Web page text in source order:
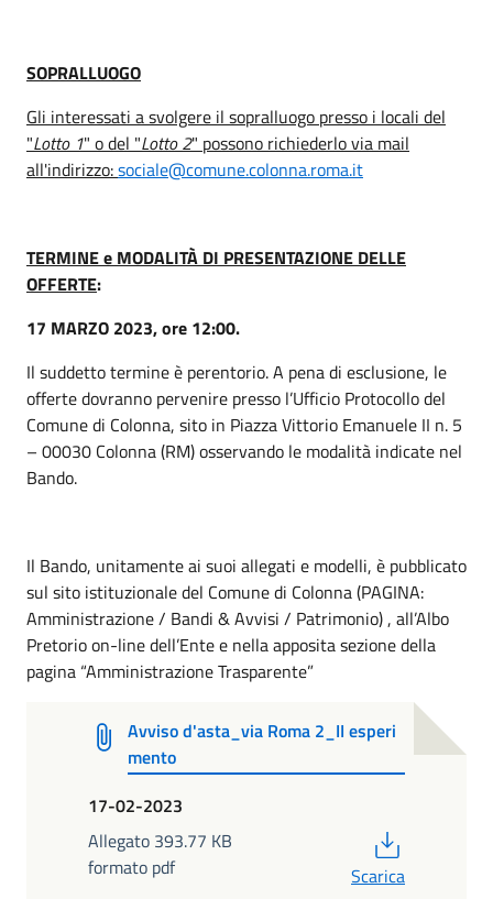
SOPRALLUOGO
Gli interessati a svolgere il sopralluogo presso i locali del
"Lotto 1" o del "Lotto 2" possono richiederlo via mail
all'indirizzo:sociale@comune.colonna.roma.it
TERMINE e MODALITÀ DI PRESENTAZIONE DELLE
OFFERTE:
17 MARZO 2023, ore 12:00.
Il suddetto termine è perentorio. A pena di esclusione, le
offerte dovranno pervenire presso l’Ufficio Protocollo del
Comune di Colonna, sito in Piazza Vittorio Emanuele II n. 5
– 00030 Colonna (RM) osservando le modalità indicate nel
Bando.
Il Bando, unitamente ai suoi allegati e modelli, è pubblicato
sul sito istituzionale del Comune di Colonna (PAGINA:
Amministrazione / Bandi & Avvisi / Patrimonio) , all’Albo
Pretorio on-line dell’Ente e nella apposita sezione della
pagina “Amministrazione Trasparente”
Avviso d'asta_via Roma 2_II esperi
mento
17-02-2023
Allegato 393.77 KB
formato pdf
Scarica